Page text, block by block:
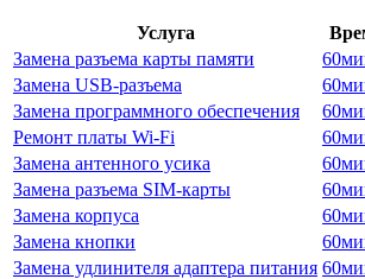
Услуга
Замена разъема карты памяти
60
Замена USB-разъема
60
Замена программного обеспечения
60
Ремонт платы Wi-Fi
60
Замена антенного усика
60
Замена разъема SIM-карты
60
Замена корпуса
60
Замена кнопки
60
Замена удлинителя адаптера питания 60